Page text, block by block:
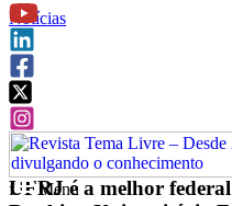
f Menu
Notícias
UFRJ é a melhor